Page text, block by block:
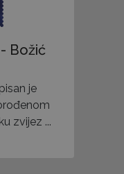
Božić
je
zvijez ...